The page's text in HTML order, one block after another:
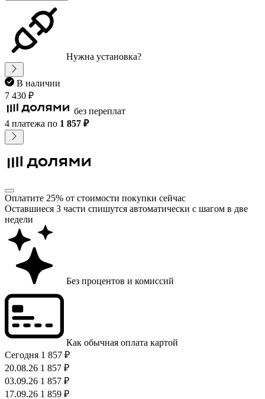
Нужна установка?
В наличии
7 430 ₽
без переплат
4 платежа по 1 857 ₽
Оплатите 25% от стоимости покупки сейчас
Оставшиеся 3 части спишутся автоматически с шагом в две
недели
Без процентов и комиссий
Как обычная оплата картой
Сегодня 1 857 ₽
20.08.26 1 857 ₽
03.09.26 1 857 ₽
17.09.26 1 859 ₽